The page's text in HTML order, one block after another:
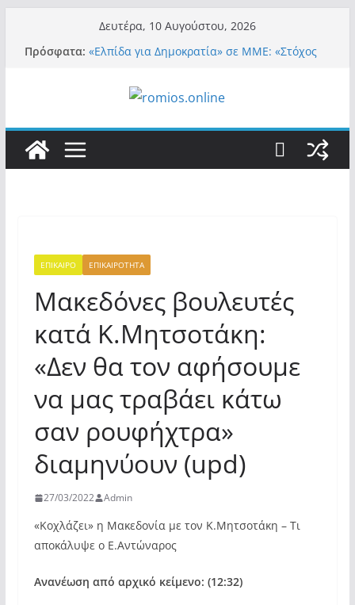
περιεχόμενο
Δευτέρα, 10 Αυγούστου, 2026
Πρόσφατα: «Ελπίδα για Δημοκρατία» σε ΜΜΕ: «Στόχος
το διεφθαρμένο σύστημα εξουσίας»
«Αιχμηρή» τοποθέτηση από την Μαρία
Θ.Αυγερινό και όσους αποχώρησαν από την
Α.Φάουτσι: Στις ΗΠΑ τον συνέλαβαν για τα
στο σύστημα και η συνεργασία με Le Pen
Και πάλι περί στελεχών….
ΕΠΙΚΑΙΡΟ ΕΠΙΚΑΙΡΟΤΗΤΑ
Μακεδόνες βουλευτές
κατά Κ.Μητσοτάκη:
«Δεν θα τον αφήσουμε
να μας τραβάει κάτω
σαν ρουφήχτρα»
διαμηνύουν (upd)
27/03/2022 Admin
«Κοχλάζει» η Μακεδονία με τον Κ.Μητσοτάκη – Τι
αποκάλυψε ο Ε.Αντώναρος
Ανανέωση από αρχικό κείμενο: (12:32)